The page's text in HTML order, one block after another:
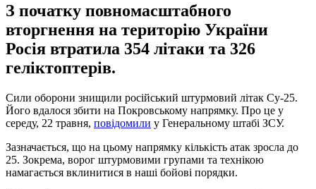
З початку повномасштабного
вторгнення на територію України
Росія втратила 354 літаки та 326
геліктоптерів.
Сили оборони знищили російський штурмовий літак Су-25.
Його вдалося збити на Покровському напрямку. Про це у
середу, 22 травня, повідомили у Генеральному штабі ЗСУ.
Зазначається, що на цьому напрямку кількість атак зросла до
25. Зокрема, ворог штурмовими групами та технікою
намагається вклинитися в наші бойові порядки.